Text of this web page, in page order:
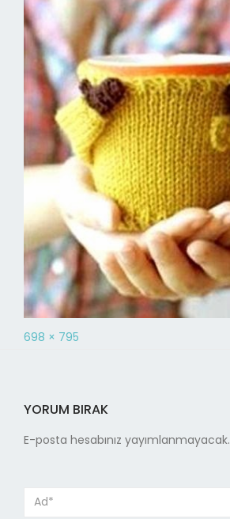
698 × 795
YORUM BIRAK
E-posta hesabınız yayımlanmayacak.